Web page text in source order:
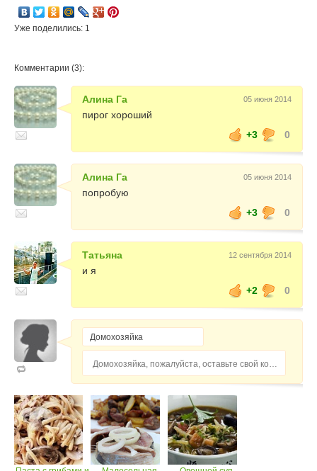
Уже поделились: 1
Комментарии (3):
Алина Га 05 июня 2014
пирог хороший
+3
0
Алина Га 05 июня 2014
попробую
+3
0
Татьяна 12 сентября 2014
и я
+2
0
Домохозяйка, пожалуйста, оставьте свой комментарий...